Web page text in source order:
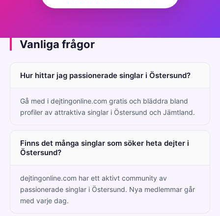
Vanliga frågor
Hur hittar jag passionerade singlar i Östersund?
Gå med i dejtingonline.com gratis och bläddra bland
profiler av attraktiva singlar i Östersund och Jämtland.
Finns det många singlar som söker heta dejter i
Östersund?
dejtingonline.com har ett aktivt community av
passionerade singlar i Östersund. Nya medlemmar går
med varje dag.